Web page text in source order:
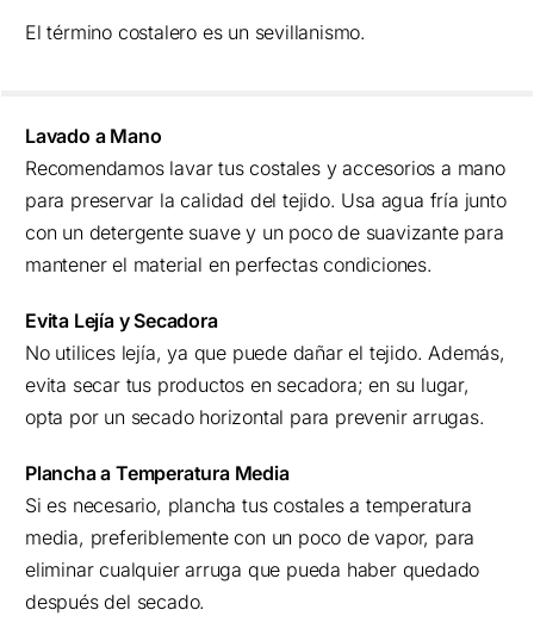
El término costalero es un sevillanismo.
Lavado a Mano
Recomendamos lavar tus costales y accesorios a mano
para preservar la calidad del tejido. Usa agua fría junto
con un detergente suave y un poco de suavizante para
mantener el material en perfectas condiciones.
Evita Lejía y Secadora
No utilices lejía, ya que puede dañar el tejido. Además,
evita secar tus productos en secadora; en su lugar,
opta por un secado horizontal para prevenir arrugas.
Plancha a Temperatura Media
Si es necesario, plancha tus costales a temperatura
media, preferiblemente con un poco de vapor, para
eliminar cualquier arruga que pueda haber quedado
después del secado.